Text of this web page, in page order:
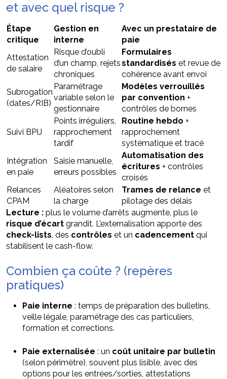
et avec quel risque ?
Étape
critique
Gestion en
interne
Avec un prestataire de
paie
Attestation
de salaire
Risque d’oubli
d’un champ, rejets
chroniques
Formulaires
standardisés et revue de
cohérence avant envoi
Subrogation
(dates/RIB)
Paramétrage
variable selon le
gestionnaire
Modèles verrouillés
par convention +
contrôles de bornes
Suivi BPIJ
Points irréguliers,
rapprochement
tardif
Routine hebdo +
rapprochement
systématique et tracé
Intégration
en paie
Saisie manuelle,
erreurs possibles
Automatisation des
écritures + contrôles
croisés
Relances
CPAM
Aléatoires selon
la charge
Trames de relance et
pilotage des délais
Lecture : plus le volume d’arrêts augmente, plus le
risque d’écart grandit. L’externalisation apporte des
check-lists , des contrôles et un cadencement qui
stabilisent le cash-flow.
Combien ça coûte ? (repères
pratiques)
Paie interne : temps de préparation des bulletins,
veille légale, paramétrage des cas particuliers,
formation et corrections.
Paie externalisée : un coût unitaire par bulletin
(selon périmètre), souvent plus lisible, avec des
options pour les entrées/sorties, attestations